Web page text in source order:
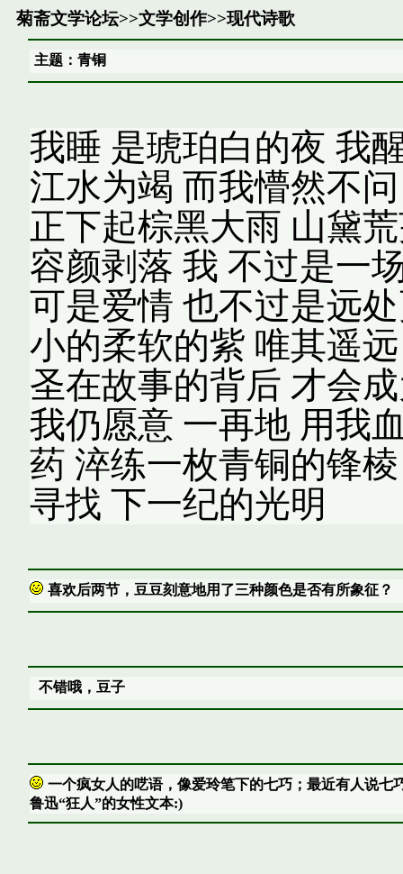
菊斋文学论坛>>文学创作>>现代诗歌
主题：青铜
我睡 是琥珀白的夜 我
江水为竭 而我懵然不
正下起棕黑大雨 山黛
容颜剥落 我 不过是一
可是爱情 也不过是远
小的柔软的紫 唯其遥
圣在故事的背后 才会
我仍愿意 一再地 用我
药 淬练一枚青铜的锋
寻找 下一纪的光明
喜欢后两节，豆豆刻意地用了三种颜色是否有所象征？
不错哦，豆子
一个疯女人的呓语，像爱玲笔下的七巧；最近有人说七
鲁迅“狂人”的女性文本:)